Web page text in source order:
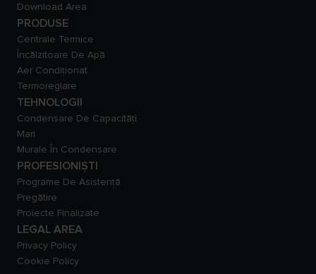
Download Area
PRODUSE
Centrale Termice
Încălzitoare De Apă
Aer Condiționat
Termoreglare
TEHNOLOGII
Condensare De Capacităţi
Mari
Murale În Condensare
PROFESIONIȘTI
Programe De Asistență
Pregătire
Proiecte Finalizate
LEGAL AREA
Privacy Policy
Cookie Policy